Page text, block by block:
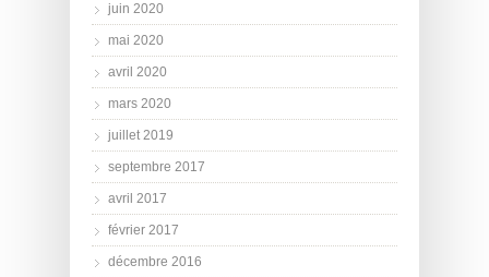
juin 2020
mai 2020
avril 2020
mars 2020
juillet 2019
septembre 2017
avril 2017
février 2017
décembre 2016